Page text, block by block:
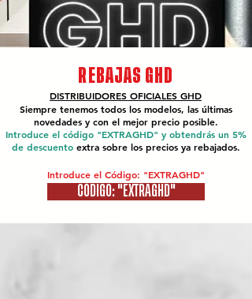
REBAJAS GHD
DISTRIBUIDORES OFICIALES GHD
Siempre tenemos todos los modelos, las últimas
novedades y con el mejor precio posible.
Introduce el código "EXTRAGHD" y obtendrás un 5%
de descuento extra sobre los precios ya rebajados.
Introduce el Código: "EXTRAGHD"
CÓDIGO: "EXTRAGHD"